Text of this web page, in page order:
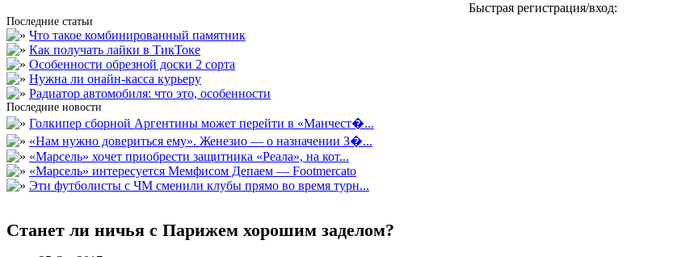
Быстрая регистрация/вход:
Последние статьи
Что такое комбинированный памятник
Как получать лайки в ТикТоке
Особенности обрезной доски 2 сорта
Нужна ли онайн-касса курьеру
Радиатор автомобиля: что это, особенности
Последние новости
Голкипер сборной Аргентины может перейти в «Манчест�...
«Нам нужно довериться ему». Женезио — о назначении З�...
«Марсель» хочет приобрести защитника «Реала», на кот...
«Марсель» интересуется Мемфисом Депаем — Footmercato
Эти футболисты с ЧМ сменили клубы прямо во время турн...
Станет ли ничья с Парижем хорошим заделом?